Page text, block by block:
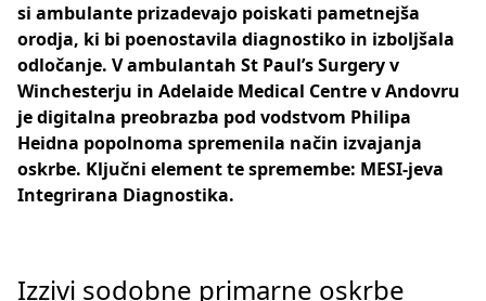
si ambulante prizadevajo poiskati pametnejša
orodja, ki bi poenostavila diagnostiko in izboljšala
odločanje. V ambulantah St Paul’s Surgery v
Winchesterju in Adelaide Medical Centre v Andovru
je digitalna preobrazba pod vodstvom Philipa
Heidna popolnoma spremenila način izvajanja
oskrbe. Ključni element te spremembe: MESI-jeva
Integrirana Diagnostika.
Izzivi sodobne primarne oskrbe